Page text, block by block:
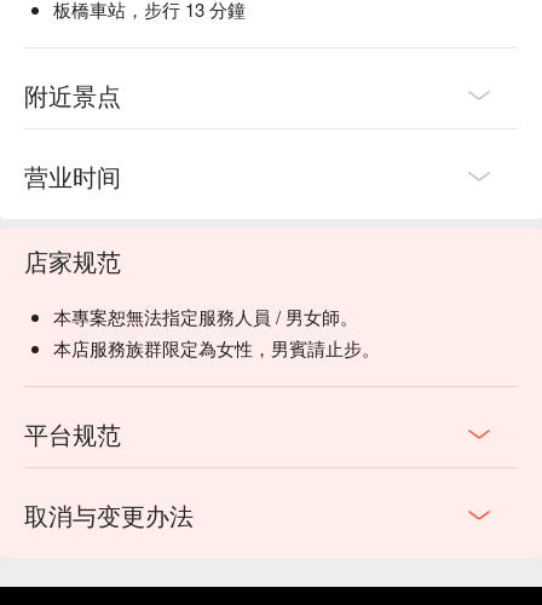
板橋車站，步行 13 分鐘
附近景点
营业时间
店家规范
本專案恕無法指定服務人員 / 男女師。
本店服務族群限定為女性，男賓請止步。
平台规范
取消与变更办法